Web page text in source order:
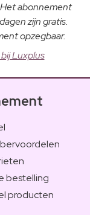
abonnement
zijn gratis.
opzegbaar.
Luxplus
bestelling
producten